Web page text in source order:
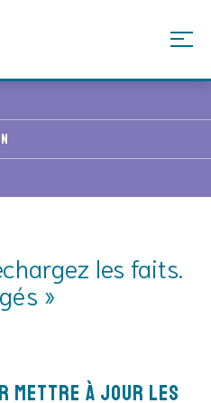
les faits.
»
mettre à jour les